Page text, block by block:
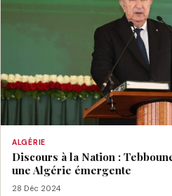
ALGÉRIE
Discours à la Nation :
une Algérie émergente
28 Déc 2024